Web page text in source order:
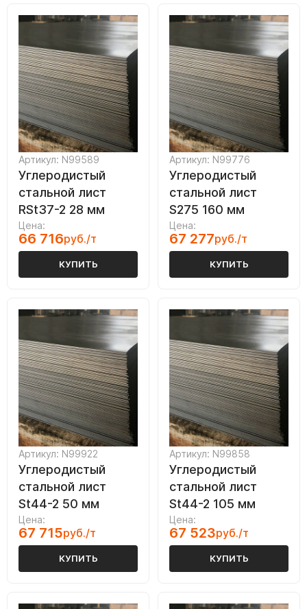
Артикул: N99589
Углеродистый
стальной лист
RSt37-2 28 мм
Цена:
66 716руб./т
КУПИТЬ
Артикул: N99776
Углеродистый
стальной лист
S275 160 мм
Цена:
67 277руб./т
КУПИТЬ
Артикул: N99922
Углеродистый
стальной лист
St44-2 50 мм
Цена:
67 715руб./т
КУПИТЬ
Артикул: N99858
Углеродистый
стальной лист
St44-2 105 мм
Цена:
67 523руб./т
КУПИТЬ